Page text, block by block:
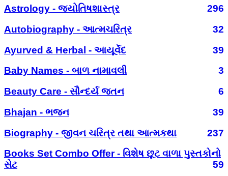
Astrology - જ્યોતિષશાસ્ત્ર
296
Autobiography - આત્મચરિત્ર
32
Ayurved & Herbal - આયૂર્વેદ
39
Baby Names - બાળ નામાવલી
3
Beauty Care - સૌન્દર્ય જતન
6
Bhajan - ભજન
39
Biography - જીવન ચરિત્ર તથા આત્મકથા
237
Books Set Combo Offer - વિશેષ છૂટ વાળા પુસ્તકોનો
સેટ
59